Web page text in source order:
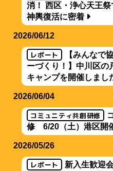
消！ 西区・浄心天王
神輿復活に密着
2026/06/12
レポート
【みんなで
ーづくり！】中川区の
キャンプを開催しまし
2026/06/04
コミュニティ共創研修
修 6/20（土）港区開
2026/05/26
レポート
新入生歓迎